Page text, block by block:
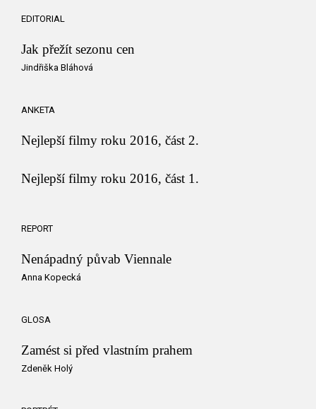
EDITORIAL
Jak přežít sezonu cen
Jindřiška Bláhová
ANKETA
Nejlepší filmy roku 2016, část 2.
Nejlepší filmy roku 2016, část 1.
REPORT
Nenápadný půvab Viennale
Anna Kopecká
GLOSA
Zamést si před vlastním prahem
Zdeněk Holý